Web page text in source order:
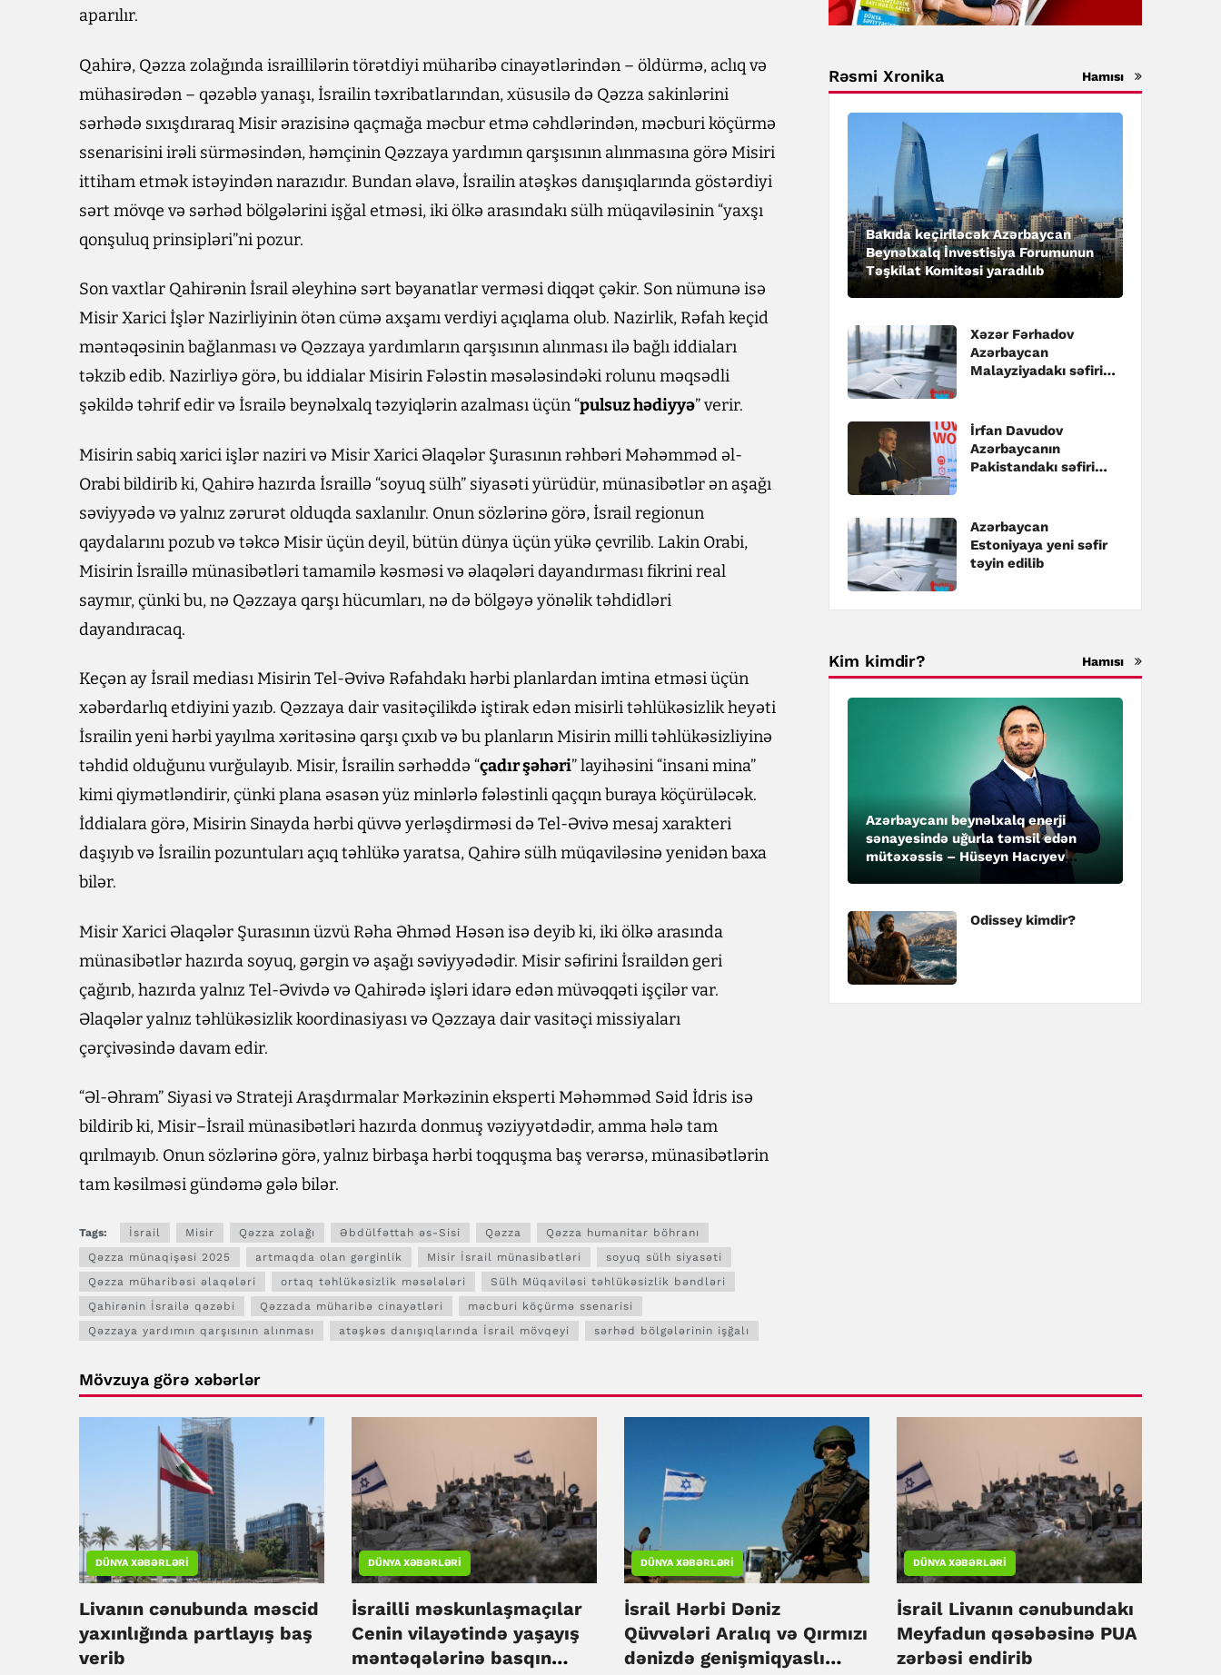
aparılır.
Qahirə, Qəzza zolağında israillilərin törətdiyi müharibə cinayətlərindən – öldürmə, aclıq və
mühasirədən – qəzəblə yanaşı, İsrailin təxribatlarından, xüsusilə də Qəzza sakinlərini
sərhədə sıxışdıraraq Misir ərazisinə qaçmağa məcbur etmə cəhdlərindən, məcburi köçürmə
ssenarisini irəli sürməsindən, həmçinin Qəzzaya yardımın qarşısının alınmasına görə Misiri
ittiham etmək istəyindən narazıdır. Bundan əlavə, İsrailin atəşkəs danışıqlarında göstərdiyi
sərt mövqe və sərhəd bölgələrini işğal etməsi, iki ölkə arasındakı sülh müqaviləsinin “yaxşı
qonşuluq prinsipləri”ni pozur.
Son vaxtlar Qahirənin İsrail əleyhinə sərt bəyanatlar verməsi diqqət çəkir. Son nümunə isə
Misir Xarici İşlər Nazirliyinin ötən cümə axşamı verdiyi açıqlama olub. Nazirlik, Rəfah keçid
məntəqəsinin bağlanması və Qəzzaya yardımların qarşısının alınması ilə bağlı iddiaları
təkzib edib. Nazirliyə görə, bu iddialar Misirin Fələstin məsələsindəki rolunu məqsədli
şəkildə təhrif edir və İsrailə beynəlxalq təzyiqlərin azalması üçün “pulsuz hədiyyə” verir.
Misirin sabiq xarici işlər naziri və Misir Xarici Əlaqələr Şurasının rəhbəri Məhəmməd əl-
Orabi bildirib ki, Qahirə hazırda İsraillə “soyuq sülh” siyasəti yürüdür, münasibətlər ən aşağı
səviyyədə və yalnız zərurət olduqda saxlanılır. Onun sözlərinə görə, İsrail regionun
qaydalarını pozub və təkcə Misir üçün deyil, bütün dünya üçün yükə çevrilib. Lakin Orabi,
Misirin İsraillə münasibətləri tamamilə kəsməsi və əlaqələri dayandırması fikrini real
saymır, çünki bu, nə Qəzzaya qarşı hücumları, nə də bölgəyə yönəlik təhdidləri
dayandıracaq.
Keçən ay İsrail mediası Misirin Tel-Əvivə Rəfahdakı hərbi planlardan imtina etməsi üçün
xəbərdarlıq etdiyini yazıb. Qəzzaya dair vasitəçilikdə iştirak edən misirli təhlükəsizlik heyəti
İsrailin yeni hərbi yayılma xəritəsinə qarşı çıxıb və bu planların Misirin milli təhlükəsizliyinə
təhdid olduğunu vurğulayıb. Misir, İsrailin sərhəddə “çadır şəhəri” layihəsini “insani mina”
kimi qiymətləndirir, çünki plana əsasən yüz minlərlə fələstinli qaçqın buraya köçürüləcək.
İddialara görə, Misirin Sinayda hərbi qüvvə yerləşdirməsi də Tel-Əvivə mesaj xarakteri
daşıyıb və İsrailin pozuntuları açıq təhlükə yaratsa, Qahirə sülh müqaviləsinə yenidən baxa
bilər.
Misir Xarici Əlaqələr Şurasının üzvü Rəha Əhməd Həsən isə deyib ki, iki ölkə arasında
münasibətlər hazırda soyuq, gərgin və aşağı səviyyədədir. Misir səfirini İsraildən geri
çağırıb, hazırda yalnız Tel-Əvivdə və Qahirədə işləri idarə edən müvəqqəti işçilər var.
Əlaqələr yalnız təhlükəsizlik koordinasiyası və Qəzzaya dair vasitəçi missiyaları
çərçivəsində davam edir.
“Əl-Əhram” Siyasi və Strateji Araşdırmalar Mərkəzinin eksperti Məhəmməd Səid İdris isə
bildirib ki, Misir–İsrail münasibətləri hazırda donmuş vəziyyətdədir, amma hələ tam
qırılmayıb. Onun sözlərinə görə, yalnız birbaşa hərbi toqquşma baş verərsə, münasibətlərin
tam kəsilməsi gündəmə gələ bilər.
Tags: İsrail Misir Qəzza zolağı Əbdülfəttah əs-Sisi Qəzza
Qəzza humanitar böhranı
Qəzza münaqişəsi 2025
artmaqda olan gərginlik Misir İsrail münasibətləri
soyuq sülh siyasəti
Qəzza müharibəsi əlaqələri
ortaq təhlükəsizlik məsələləri
Sülh Müqaviləsi təhlükəsizlik bəndləri
Qahirənin İsrailə qəzəbi
Qəzzada müharibə cinayətləri
məcburi köçürmə ssenarisi
Qəzzaya yardımın qarşısının alınması
atəşkəs danışıqlarında İsrail mövqeyi sərhəd bölgələrinin işğalı
Rəsmi Xronika Hamısı
Bakıda keçiriləcək Azərbaycan
Beynəlxalq İnvestisiya Forumunun
Təşkilat Komitəsi yaradılıb
Xəzər Fərhadov
Azərbaycan
Malayziyadakı səfiri
İrfan Davudov
Azərbaycanın
Pakistandakı səfiri
Azərbaycan
Estoniyaya yeni səfir
təyin edilib
Kim kimdir? Hamısı
Azərbaycanı beynəlxalq enerji
sənayesində uğurla təmsil edən
mütəxəssis – Hüseyn Hacıyev
Odissey kimdir?
Mövzuya görə xəbərlər
DÜNYA XƏBƏRLƏRI
Livanın cənubunda məscid
yaxınlığında partlayış baş
verib
DÜNYA XƏBƏRLƏRI
İsrailli məskunlaşmaçılar
Cenin vilayətində yaşayış
məntəqələrinə basqın
DÜNYA XƏBƏRLƏRI
İsrail Hərbi Dəniz
Qüvvələri Aralıq və Qırmızı
dənizdə genişmiqyaslı
DÜNYA XƏBƏRLƏRI
İsrail Livanın cənubundakı
Meyfadun qəsəbəsinə PUA
zərbəsi endirib